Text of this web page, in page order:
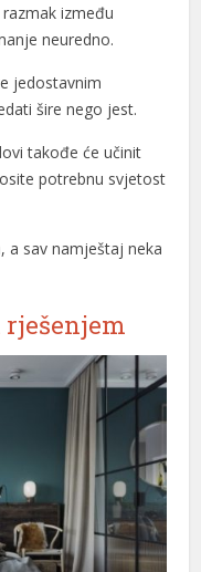
između
neuredno.
šire nego jest.
takođe će učinit
potrebnu svjetost
sav namještaj neka